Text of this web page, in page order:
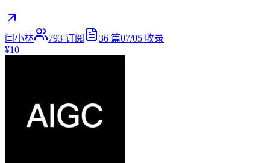
闫小林 793 订阅 36 篇07/05 收录
¥10